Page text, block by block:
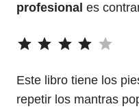
profesional es
⭐⭐⭐⭐
Este libro tiene los
repetir los mantras